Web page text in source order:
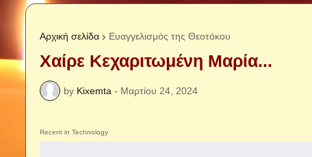
Αρχική σελίδα Ευαγγελισμός της Θεοτόκου
Χαίρε Κεχαριτωμένη Μαρία...
by Kixemta - Μαρτίου 24, 2024
Recent in Technology